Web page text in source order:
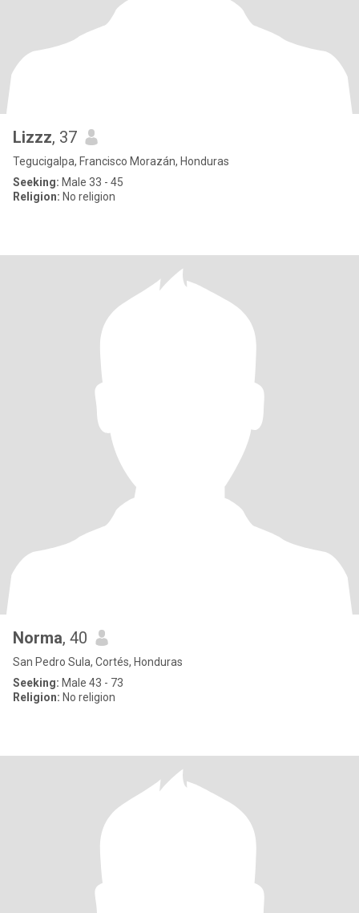
Lizzz, 37
Tegucigalpa, Francisco Morazán, Honduras
Seeking: Male 33 - 45
Religion: No religion
Norma, 40
San Pedro Sula, Cortés, Honduras
Seeking: Male 43 - 73
Religion: No religion